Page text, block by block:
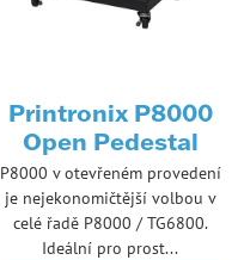
Printronix P8000
Open Pedestal
P8000 v otevřeném provedení
je nejekonomičtější volbou v
celé řadě P8000 / TG6800.
Ideální pro prost...